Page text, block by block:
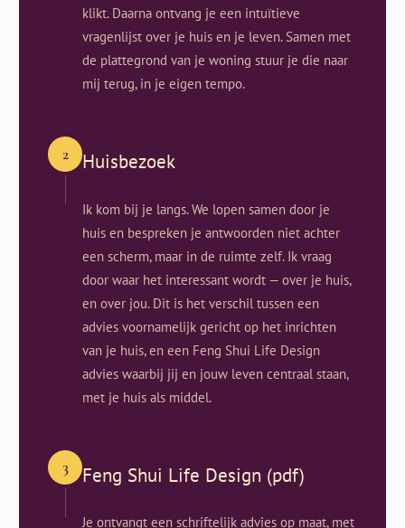
klikt. Daarna ontvang je een intuïtieve
vragenlijst over je huis en je leven. Samen met
de plattegrond van je woning stuur je die naar
mij terug, in je eigen tempo.
2 Huisbezoek
Ik kom bij je langs. We lopen samen door je
huis en bespreken je antwoorden niet achter
een scherm, maar in de ruimte zelf. Ik vraag
door waar het interessant wordt — over je huis,
en over jou. Dit is het verschil tussen een
advies voornamelijk gericht op het inrichten
van je huis, en een Feng Shui Life Design
advies waarbij jij en jouw leven centraal staan,
met je huis als middel.
3 Feng Shui Life Design (pdf)
Je ontvangt een schriftelijk advies op maat, met